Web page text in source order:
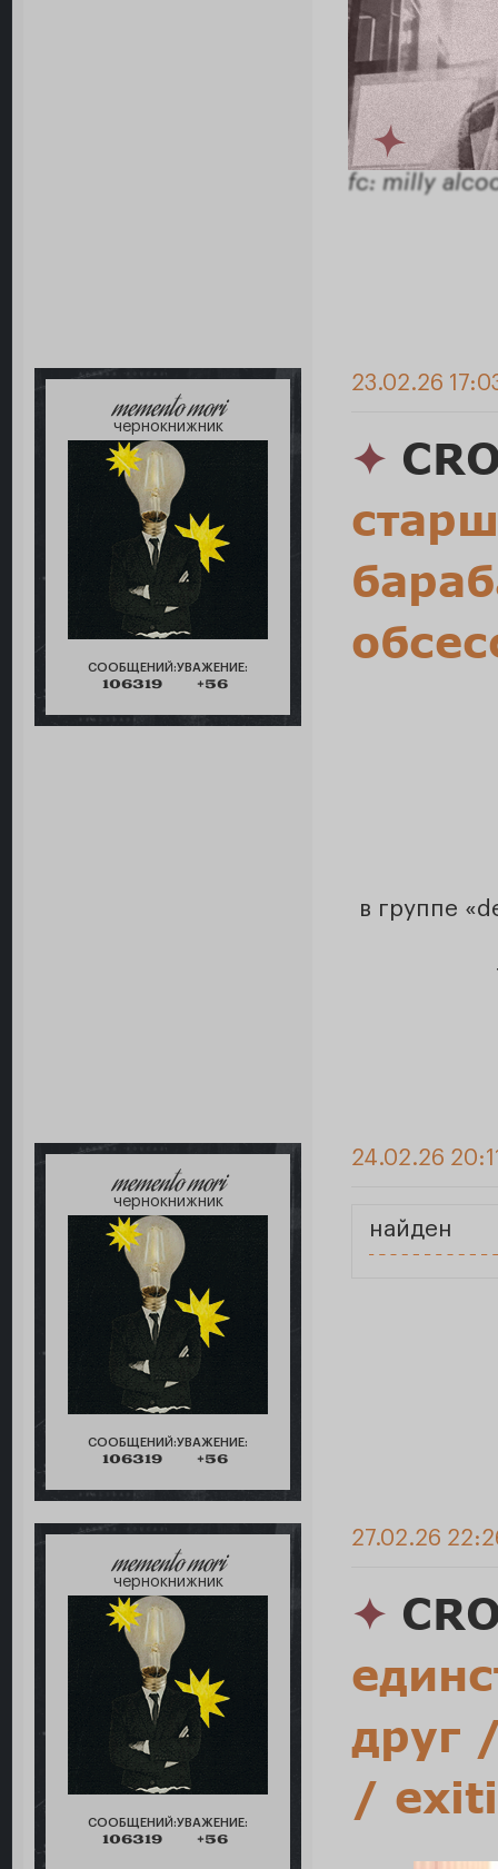
fc: milly
memento mori
чернокнижник
СООБЩЕНИЙ:
106319
УВАЖЕНИЕ:
+56
23.02.26
✦
в группе
memento mori
чернокнижник
СООБЩЕНИЙ:
106319
УВАЖЕНИЕ:
+56
24.02.26
найден
memento mori
чернокнижник
СООБЩЕНИЙ:
106319
УВАЖЕНИЕ:
+56
27.02.26
✦
друг
/